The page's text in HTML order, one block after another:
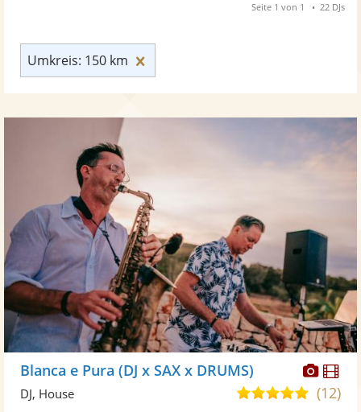
Umkreis: 150 km
Seite 1 von 1 22 DJs
Blanca e Pura (DJ x SAX x DRUMS)
4,9(12)
DJ, House